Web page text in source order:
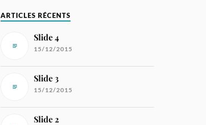
ARTICLES RÉCENTS
Slide 4
15/12/2015
Slide 3
15/12/2015
Slide 2